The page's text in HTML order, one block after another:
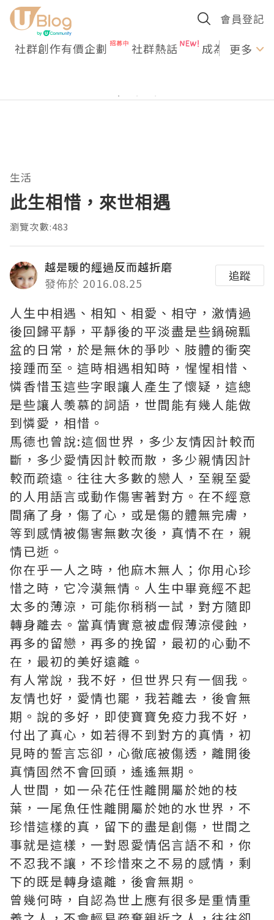
會員登記
社群創作有價企劃 社群熱話 成為U更多
生活
此生相惜，來世相遇
瀏覽次數:483
越是暖的經過反而越折磨
發佈於 2016.08.25
追蹤
人生中相遇、相知、相愛、相守，激情過
後回歸平靜，平靜後的平淡盡是些鍋碗瓢
盆的日常，於是無休的爭吵、肢體的衝突
接踵而至。這時相遇相知時，惺惺相惜、
憐香惜玉這些字眼讓人產生了懷疑，這總
是些讓人羡慕的詞語，世間能有幾人能做
到憐愛，相惜。
馬德也曾說:這個世界，多少友情因計較而
斷，多少愛情因計較而散，多少親情因計
較而疏遠。往往大多數的戀人，至親至愛
的人用語言或動作傷害著對方。在不經意
間痛了身，傷了心，或是傷的體無完膚，
等到感情被傷害無數次後，真情不在，親
情已逝。
你在乎一人之時，他麻木無人；你用心珍
惜之時，它冷漠無情。人生中畢竟經不起
太多的薄涼，可能你稍稍一試，對方隨即
轉身離去。當真情實意被虛假薄涼侵蝕，
再多的留戀，再多的挽留，最初的心動不
在，最初的美好遠離。
有人常說，我不好，但世界只有一個我。
友情也好，愛情也罷，我若離去，後會無
期。說的多好，即使寶寶免疫力我不好，
付出了真心，如若得不到對方的真情，初
見時的誓言忘卻，心徹底被傷透，離開後
真情固然不會回頭，遙遙無期。
人世間，如一朵花任性離開屬於她的枝
葉，一尾魚任性離開屬於她的水世界，不
珍惜這樣的真，留下的盡是創傷，世間之
事就是這樣，一對恩愛情侶言語不和，你
不忍我不讓，不珍惜來之不易的感情，剩
下的既是轉身遠離，後會無期。
曾幾何時，自認為世上應有很多是重情重